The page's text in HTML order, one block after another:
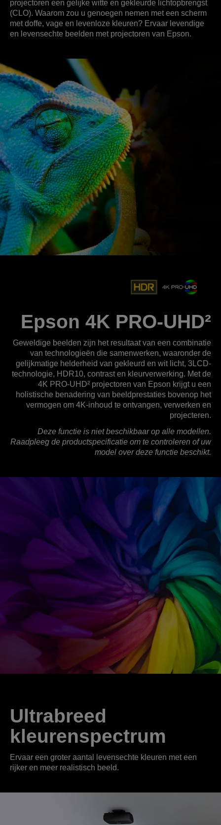
projectoren een gelijke witte en gekleurde lichtopbrengst
(CLO). Waarom zou u genoegen nemen met een scherm
met doffe, vage en levenloze kleuren? Ervaar levendige
en levensechte beelden met projectoren van Epson.
Epson 4K PRO-UHD²
Geweldige beelden zijn het resultaat van een combinatie
van technologieën die samenwerken, waaronder de
gelijkmatige helderheid van gekleurd en wit licht, 3LCD-
technologie, HDR10, contrast en kleurverwerking. Met de
4K PRO-UHD² projectoren van Epson krijgt u een
holistische benadering van beeldprestaties bovenop het
vermogen om 4K-inhoud te ontvangen, verwerken en
projecteren.
Deze functie is niet beschikbaar op alle modellen.
Raadpleeg de productspecificatie om te controleren of uw
model over deze functie beschikt.
Ultrabreed
kleurenspectrum
Ervaar een groter aantal levensechte kleuren met een
rijker en meer realistisch beeld.